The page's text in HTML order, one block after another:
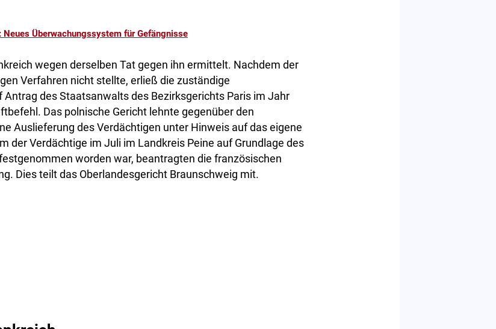
Neues Überwachungssystem für Gefängnisse
wegen derselben Tat gegen ihn ermittelt. Nachdem der
Verfahren nicht stellte, erließ die zuständige
des Staatsanwalts des Bezirksgerichts Paris im Jahr
Das polnische Gericht lehnte gegenüber den
Auslieferung des Verdächtigen unter Hinweis auf das eigene
der Verdächtige im Juli im Landkreis Peine auf Grundlage des
worden war, beantragten die französischen
Dies teilt das Oberlandesgericht Braunschweig mit.